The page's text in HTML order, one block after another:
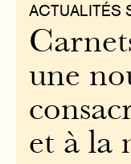
ACTUALITÉS
une
et à la